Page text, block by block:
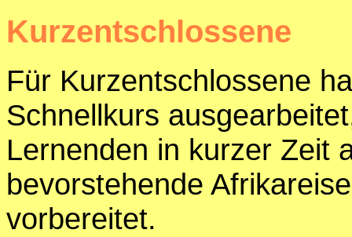
Kurzentschlossene
Für Kurzentschlossene
Schnellkurs
Lernenden in kurzer Zeit
bevorstehende
vorbereitet.